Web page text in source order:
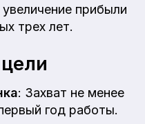
прибыли
трех лет.
: Захват не менее
год работы.